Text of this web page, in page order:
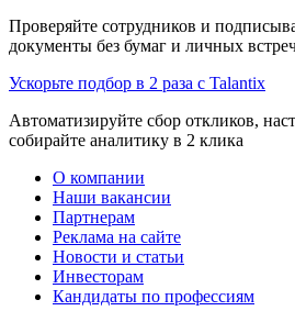
Проверяйте сотрудников и
документы без бумаг и личных
Ускорьте подбор в 2 раза с Talantix
Автоматизируйте сбор откликов,
собирайте аналитику в 2 клика
О компании
Наши вакансии
Партнерам
Реклама на сайте
Новости и статьи
Инвесторам
Кандидаты по профессиям